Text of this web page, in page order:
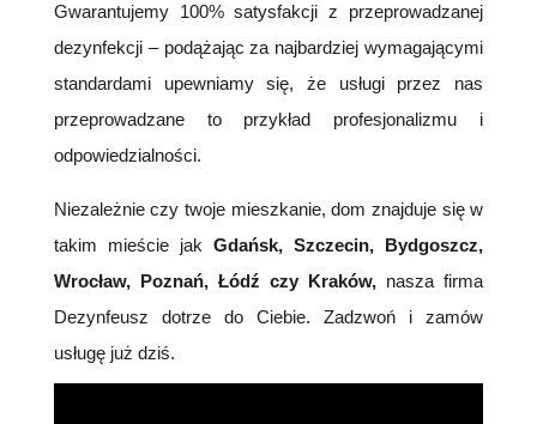
Gwarantujemy 100% satysfakcji z przeprowadzanej
dezynfekcji – podążając za najbardziej wymagającymi
standardami upewniamy się, że usługi przez nas
przeprowadzane to przykład profesjonalizmu i
odpowiedzialności.
Niezależnie czy twoje mieszkanie, dom znajduje się w
takim mieście jakGdańsk, Szczecin, Bydgoszcz,
Wrocław, Poznań, Łódź czy Kraków, nasza firma
Dezynfeusz dotrze do Ciebie. Zadzwoń i zamów
usługę już dziś.